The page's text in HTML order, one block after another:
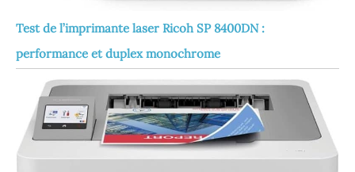
Test de l’imprimante laser Ricoh SP 8400DN :
performance et duplex monochrome